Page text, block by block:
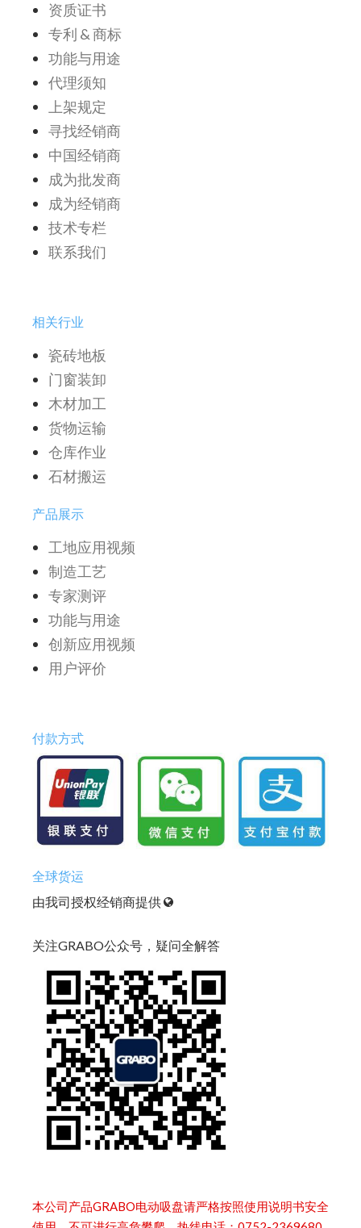
资质证书
专利 & 商标
功能与用途
代理须知
上架规定
寻找经销商
中国经销商
成为批发商
成为经销商
技术专栏
联系我们
相关行业
瓷砖地板
门窗装卸
木材加工
货物运输
仓库作业
石材搬运
产品展示
工地应用视频
制造工艺
专家测评
功能与用途
创新应用视频
用户评价
付款方式
全球货运
由我司授权经销商提供
关注GRABO公众号，疑问全解答
本公司产品GRABO电动吸盘请严格按照使用说明书安全